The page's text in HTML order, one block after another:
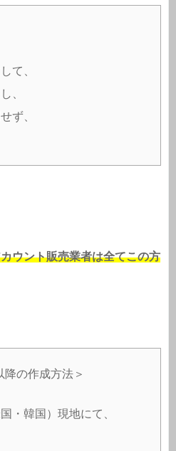
て、
、
ず、
ウント販売業者は全てこの方
降の作成方法＞
・韓国）現地にて、